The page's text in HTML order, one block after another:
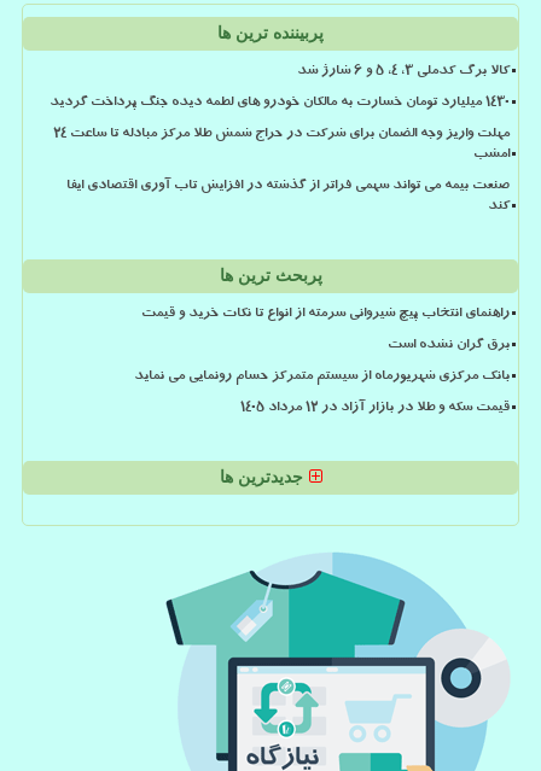
پربیننده ترین ها
کالا برگ کدملی 3، 4، 5 و 6 شارژ شد
۱۴۳۰ میلیارد تومان خسارت به مالکان خودرو های لطمه دیده جنگ پرداخت گردید
مهلت واریز وجه الضمان برای شرکت در حراج شمش طلا مرکز مبادله تا ساعت ۲۴
امشب
صنعت بیمه می تواند سهمی فراتر از گذشته در افزایش تاب آوری اقتصادی ایفا
کند
پربحث ترین ها
راهنمای انتخاب پیچ شیروانی سرمته از انواع تا نکات خرید و قیمت
برق گران نشده است
بانک مرکزی شهریورماه از سیستم متمرکز حسام رونمایی می نماید
قیمت سکه و طلا در بازار آزاد در ۱۲ مرداد ۱۴۰۵
جدیدترین ها